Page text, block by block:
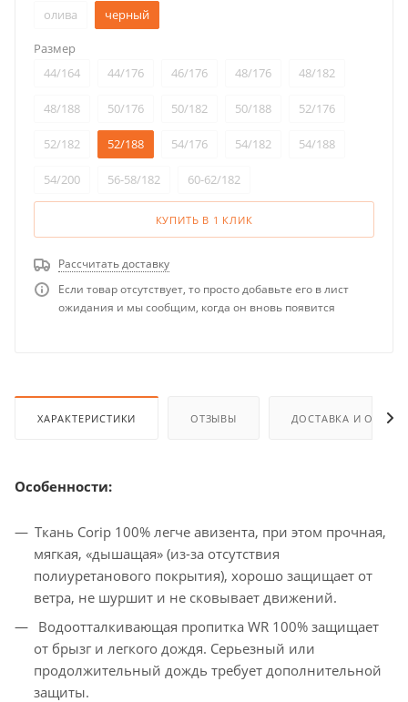
олива
черный
Размер
44/164
44/176 46/176 48/176 48/182
48/188 50/176 50/182 50/188 52/176
52/182 52/188 54/176 54/182 54/188
54/200 56-58/182 60-62/182
КУПИТЬ В 1 КЛИК
Рассчитать доставку
Если товар отсутствует, то просто добавьте его в лист
ожидания и мы сообщим, когда он вновь появится
ХАРАКТЕРИСТИКИ ОТЗЫВЫ ДОСТАВКА И
Особенности:
Ткань Corip 100% легче авизента, при этом прочная,
мягкая, «дышащая» (из-за отсутствия
полиуретанового покрытия), хорошо защищает от
ветра, не шуршит и не сковывает движений.
Водоотталкивающая пропитка WR 100% защищает
от брызг и легкого дождя. Серьезный или
продолжительный дождь требует дополнительной
защиты.